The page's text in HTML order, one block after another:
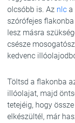
olcsóbb is. Az nlc a
szórófejes
lesz másra
csésze
kedvenc
Töltsd a flakonba
illóolajat, majd
tetejéig, hogy
elkészültél, már